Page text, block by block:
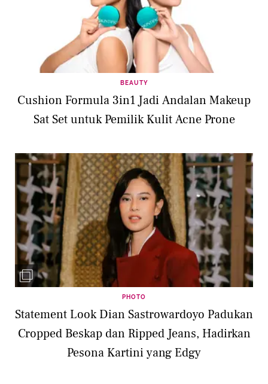
BEAUTY
Cushion Formula 3in1 Jadi Andalan Makeup
Sat Set untuk Pemilik Kulit Acne Prone
PHOTO
Statement Look Dian Sastrowardoyo Padukan
Cropped Beskap dan Ripped Jeans, Hadirkan
Pesona Kartini yang Edgy